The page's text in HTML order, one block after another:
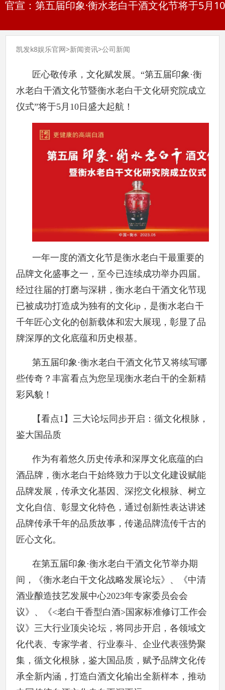
官宣：第五届印象·衡水老白干酒文化节将于5月
凯发k8娱乐官网>新闻资讯>公司新闻
匠心敬传承，文化赋发展。“第五届印象·衡
水老白干酒文化节暨衡水老白干文化研究院成立
仪式”将于5月10日盛大起航！
一年一度的酒文化节是衡水老白干最重要的
品牌文化盛事之一，至今已连续成功举办四届。
经过往届的打磨与深耕，衡水老白干酒文化节现
已被成功打造成为独有的文化ip，是衡水老白干
千年匠心文化的创新载体和宏大展现，彰显了品
牌深厚的文化底蕴和历史根基。
第五届印象·衡水老白干酒文化节又将续写哪
些传奇？丰富看点为您呈现衡水老白干的全新精
彩风貌！
【看点1】三大论坛同步开启：循文化根脉，
鉴大国品质
作为有着悠久历史传承和深厚文化底蕴的白
酒品牌，衡水老白干始终致力于以文化建设赋能
品牌发展，传承文化基因、深挖文化根脉、树立
文化自信、彰显文化特色，通过创新性表达讲述
品牌传承千年的品质故事，传递品牌流传千古的
匠心文化。
在第五届印象·衡水老白干酒文化节举办期
间，《衡水老白干文化战略发展论坛》、《中清
酒业酿造技艺发展中心2023年专家委员会会
议》、《<老白干香型白酒>国家标准修订工作会
议》三大行业顶尖论坛，将同步开启，各领域文
化代表、专家学者、行业泰斗、企业代表强势聚
集，循文化根脉，鉴大国品质，赋予品牌文化传
承全新内涵，打造白酒文化输出全新样本，推动